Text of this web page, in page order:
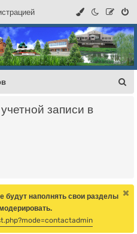
страцией
записи в
будут наполнять свои разделы